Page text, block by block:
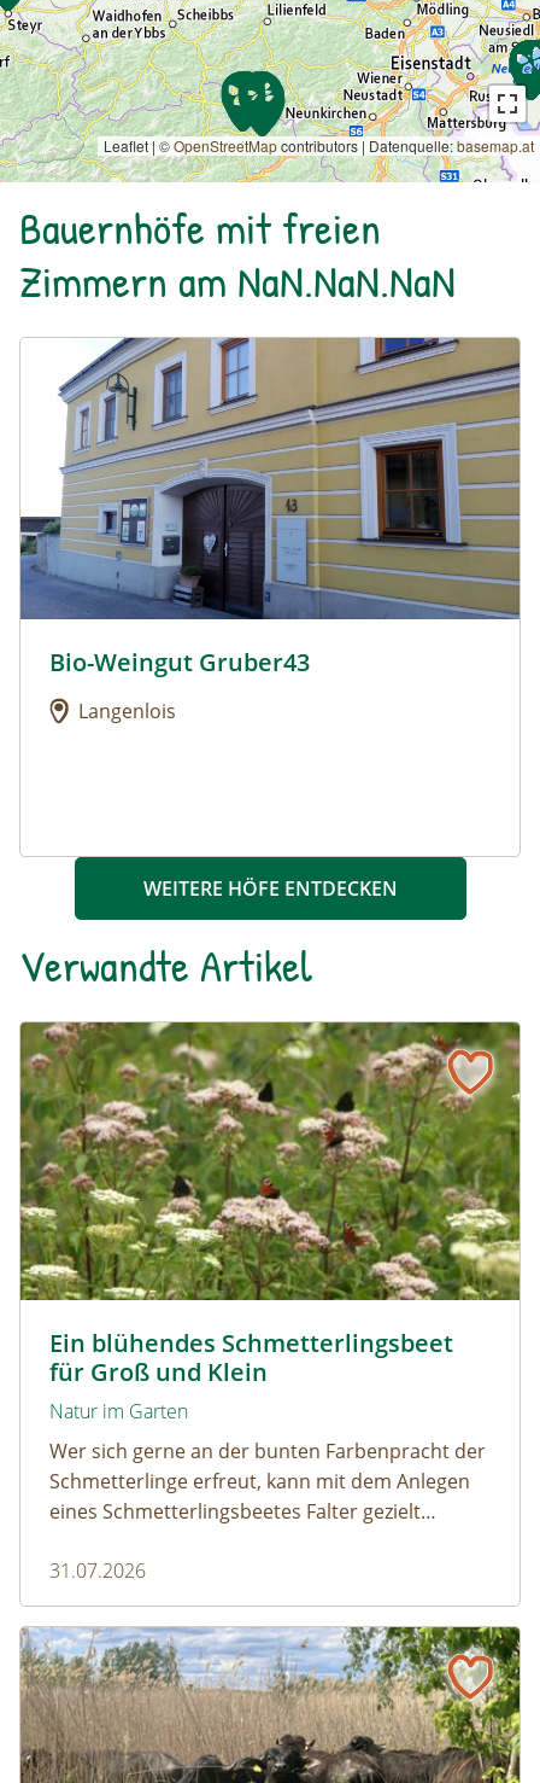
Leaflet | ©OpenStreetMapcontributors | Datenquelle:basemap.at
Bauernhöfe mit freien
Zimmern am NaN.NaN.NaN
Urlaub am Bauernhof: Bio-Weingut Gruber43
Urlaub am Bauernhof: Bio-Weingut Gruber43
Bio-Weingut Gruber43
Langenlois
WEITERE HÖFE ENTDECKEN
Verwandte Artikel
Ein blühendes Schmetterlingsbeet
für Groß und Klein
Natur im Garten
Wer sich gerne an der bunten Farbenpracht der
Schmetterlinge erfreut, kann mit dem Anlegen
eines Schmetterlingsbeetes Falter gezielt
dürfen ausreichend mitgedacht werden. Denn
ohne Raupen gibt es keine schönen
Schmetterlinge!
31.07.2026
Ein blühendes Schmetterlingsbeet für Groß und Klein
Naturmagazin: Die Rückkehr der Big Five im Weinviertel
Die Rückkehr der Big Five im Weinviertel